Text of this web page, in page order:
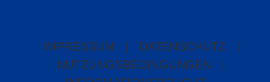
IMPRESSUM DATENSCHUTZ
NUTZUNGSBEDINGUNGEN